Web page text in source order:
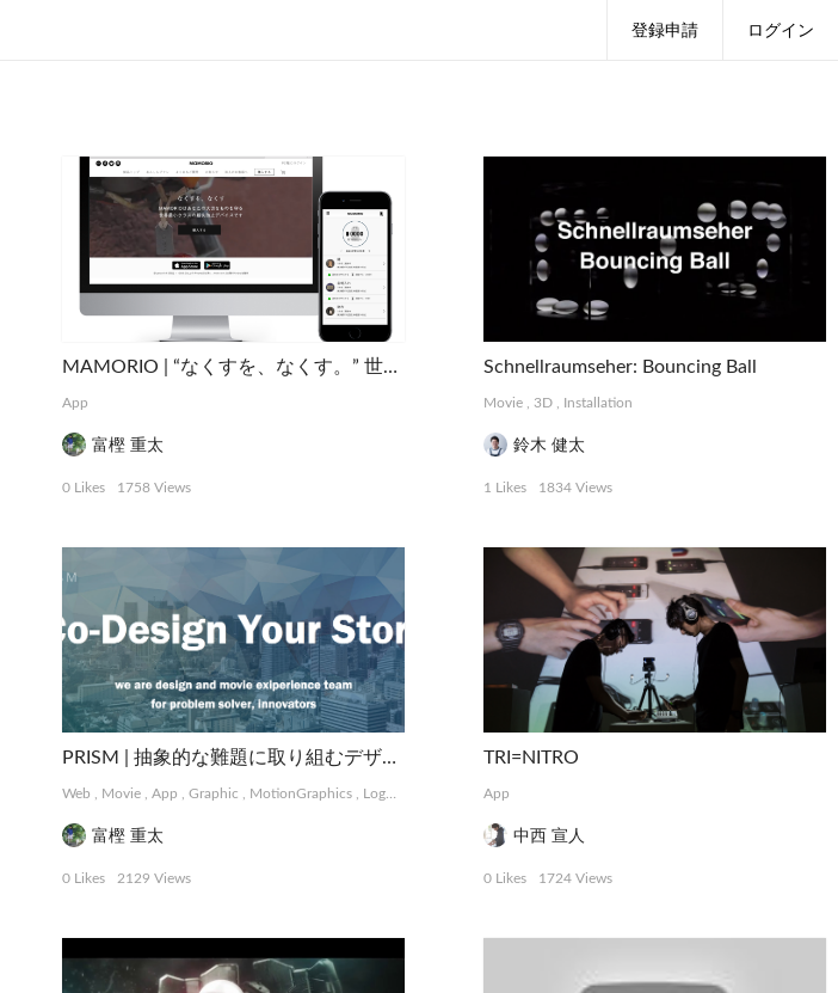
登録申請 ログイン
MAMORIO | “なくすを、なくす。” 世界最小クラスの紛失防止デバイス
App
富樫 重太
0 Likes 1758 Views
Schnellraumseher: Bouncing Ball
Movie 3D Installation
鈴木 健太
1 Likes 1834 Views
Package, Book,Photograph
PRISM | 抽象的な難題に取り組むデザインコレクティブ
Web Movie ,App ,Graphic MotionGraphics Logo, Card Photograph
富樫 重太
0 Likes 2129 Views
TRI=NITRO
App
中西 宣人
0 Likes 1724 Views